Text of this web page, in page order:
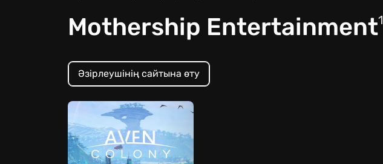
Mothership Entertainment1
Әзірлеушінің сайтына өту